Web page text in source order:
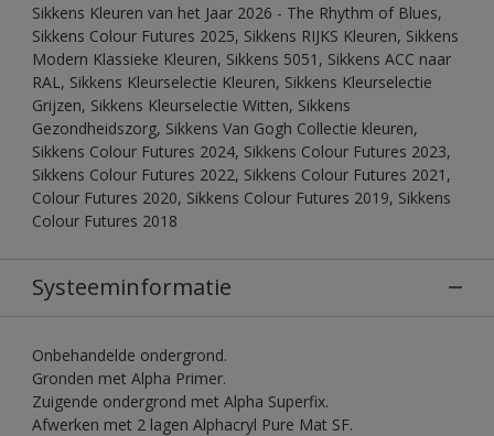
Sikkens Kleuren van het Jaar 2026 - The Rhythm of Blues,
Sikkens Colour Futures 2025, Sikkens RIJKS Kleuren, Sikkens
Modern Klassieke Kleuren, Sikkens 5051, Sikkens ACC naar
RAL, Sikkens Kleurselectie Kleuren, Sikkens Kleurselectie
Grijzen, Sikkens Kleurselectie Witten, Sikkens
Gezondheidszorg, Sikkens Van Gogh Collectie kleuren,
Sikkens Colour Futures 2024, Sikkens Colour Futures 2023,
Sikkens Colour Futures 2022, Sikkens Colour Futures 2021,
Colour Futures 2020, Sikkens Colour Futures 2019, Sikkens
Colour Futures 2018
Systeeminformatie
Onbehandelde ondergrond.
Gronden met Alpha Primer.
Zuigende ondergrond met Alpha Superfix.
Afwerken met 2 lagen Alphacryl Pure Mat SF.